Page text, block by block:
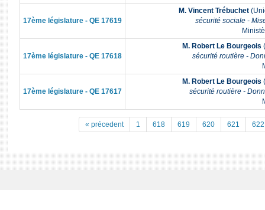
17ème législature - QE 17619
M. Vincent Trébuchet
sécurité sociale -
17ème législature - QE 17618
M. Robert Le Bourgeois
sécurité routière -
17ème législature - QE 17617
M. Robert Le Bourgeois
sécurité routière -
« précedent 1 618 619 620 621 622